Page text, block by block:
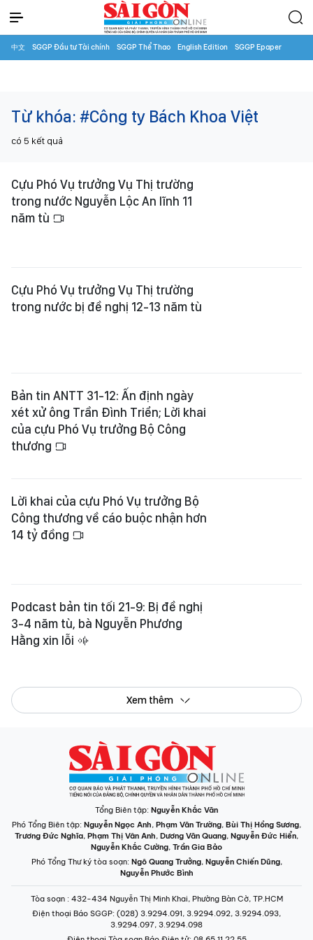
中文 SGGP Đầu tư Tài chính SGGP Thể Thao English Edition SGGP Epaper
Từ khóa: #Công ty Bách Khoa Việt
có 5 kết quả
Cựu Phó Vụ trưởng Vụ Thị trường
trong nước Nguyễn Lộc An lĩnh 11
năm tù
Cựu Phó Vụ trưởng Vụ Thị trường
trong nước bị đề nghị 12-13 năm tù
Bản tin ANTT 31-12: Ấn định ngày
xét xử ông Trần Đình Triển; Lời khai
của cựu Phó Vụ trưởng Bộ Công
thương
Lời khai của cựu Phó Vụ trưởng Bộ
Công thương về cáo buộc nhận hơn
14 tỷ đồng
Podcast bản tin tối 21-9: Bị đề nghị
3-4 năm tù, bà Nguyễn Phương
Hằng xin lỗi
Xem thêm
Tổng Biên tập: Nguyễn Khắc Văn
Phó Tổng Biên tập: Nguyễn Ngọc Anh, Phạm Văn Trường, Bùi Thị Hồng Sương,
Trương Đức Nghĩa, Phạm Thị Vân Anh, Dương Văn Quang, Nguyễn Đức Hiển,
Nguyễn Khắc Cường, Trần Gia Bảo
Phó Tổng Thư ký tòa soạn: Ngô Quang Trưởng, Nguyễn Chiến Dũng,
Nguyễn Phước Bình
Tòa soạn : 432-434 Nguyễn Thị Minh Khai, Phường Bàn Cờ, TP.HCM
Điện thoại Báo SGGP: (028) 3.9294.091, 3.9294.092, 3.9294.093,
3.9294.097, 3.9294.098